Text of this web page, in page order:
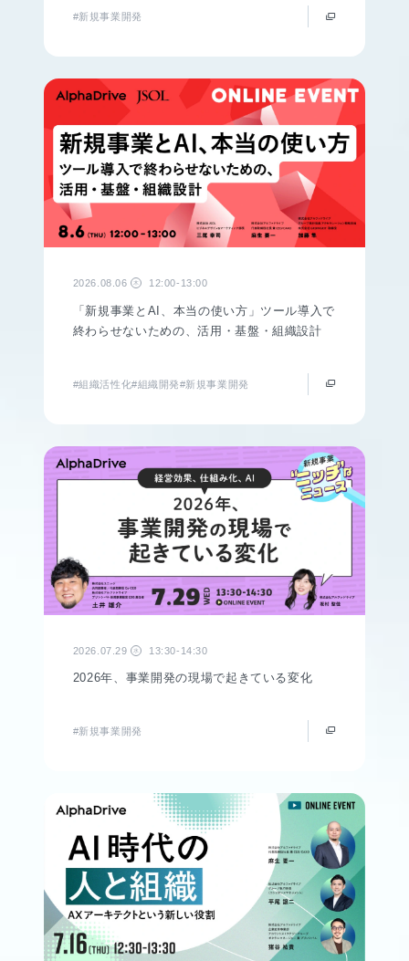
#新規事業開発
2026.08.06 木 12:00-13:00
「新規事業とAI、本当の使い方」ツール導入で
終わらせないための、活用・基盤・組織設計
#組織活性化#組織開発#新規事業開発
2026.07.29 水 13:30-14:30
2026年、事業開発の現場で起きている変化
#新規事業開発